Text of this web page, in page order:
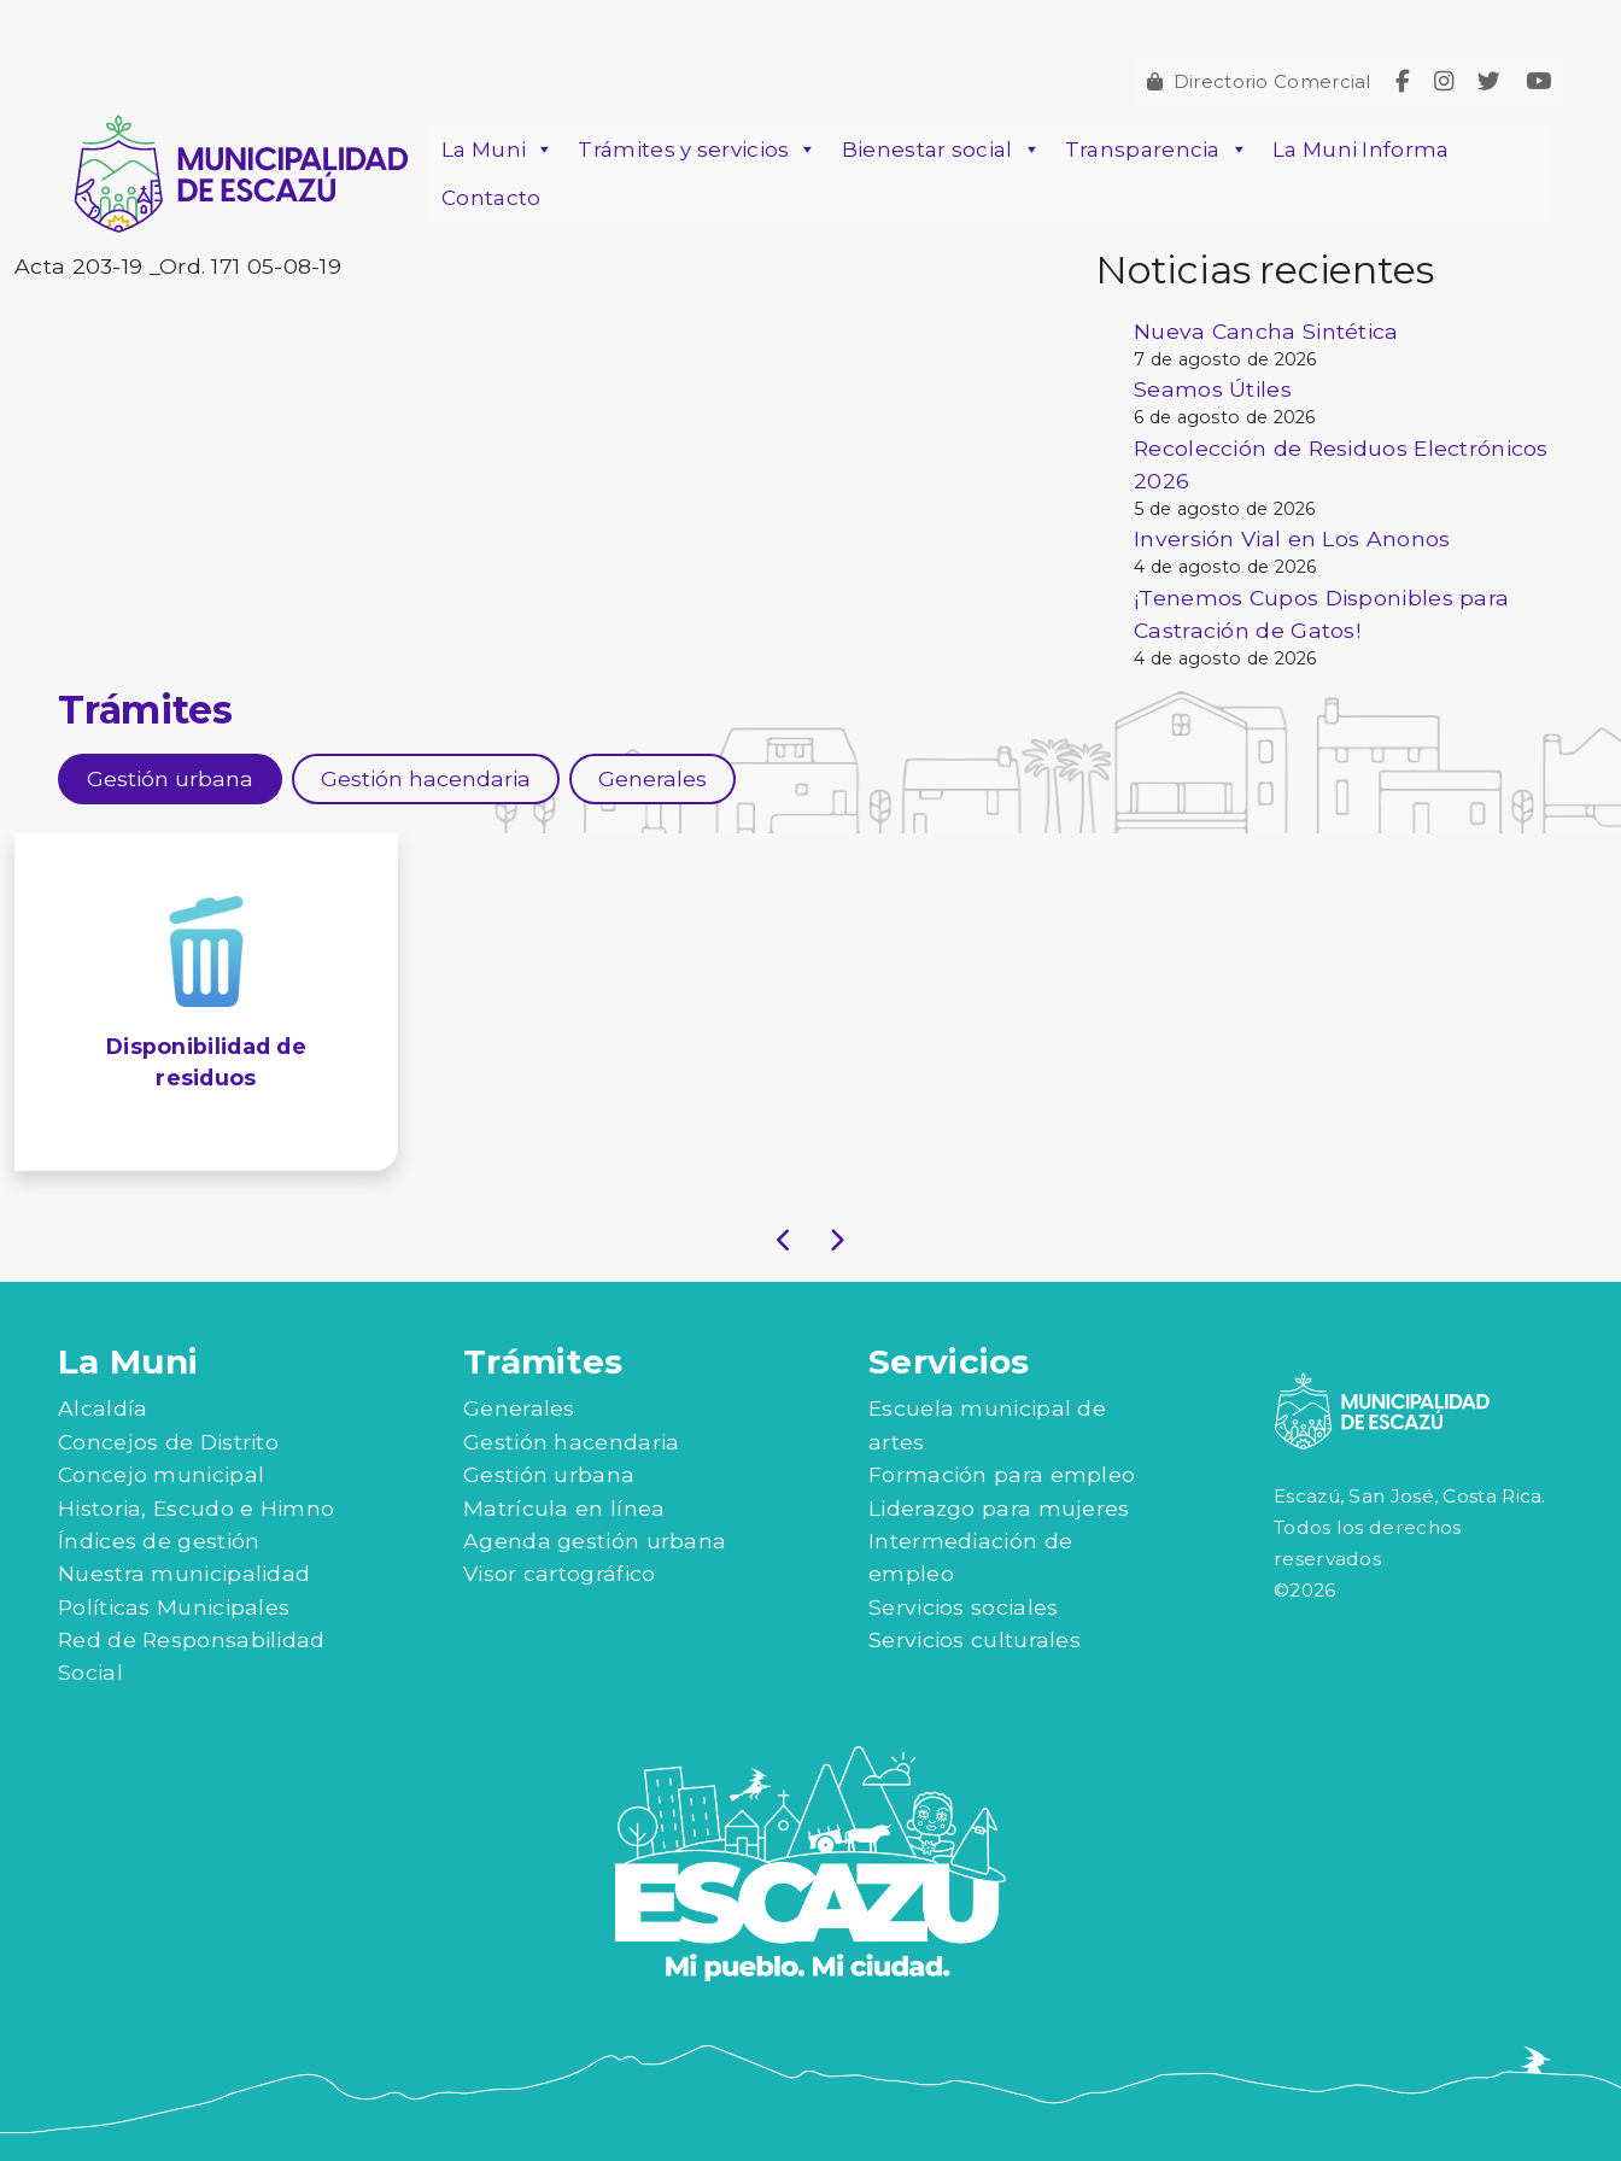
Directorio Comercial
La Muni Trámites y servicios Bienestar social Transparencia
La Muni Informa
Contacto
Acta 203-19 _Ord. 171 05-08-19 Noticias recientes
Nueva Cancha Sintética
7 de agosto de 2026
Seamos Útiles
6 de agosto de 2026
Recolección de Residuos Electrónicos
2026
5 de agosto de 2026
Inversión Vial en Los Anonos
4 de agosto de 2026
¡Tenemos Cupos Disponibles para
Castración de Gatos!
4 de agosto de 2026
Trámites
Gestión urbana Gestión hacendaria Generales
Disponibilidad de
residuos
La Muni
Alcaldía
Concejos de Distrito
Concejo municipal
Historia, Escudo e Himno
Índices de gestión
Nuestra municipalidad
Políticas Municipales
Red de Responsabilidad
Social
Trámites
Generales
Gestión hacendaria
Gestión urbana
Matrícula en línea
Agenda gestión urbana
Visor cartográfico
Servicios
Escuela municipal de
artes
Formación para empleo
Liderazgo para mujeres
Intermediación de
empleo
Servicios sociales
Servicios culturales
Escazú, San José, Costa Rica.
Todos los derechos
reservados
©2026